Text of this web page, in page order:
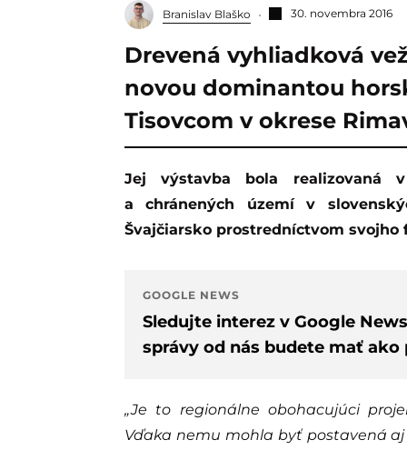
Branislav Blaško 30. novembra 2016
Drevená vyhliadková
novou dominantou
Tisovcom v okrese
Jej výstavba bola realizovaná v rámci projektu Rozvoj ochrany prírody
a chránených území v
Švajčiarsko prostredníctvom svojho
GOOGLE NEWS
Sledujte interez v Google
správy od nás budete mať ako
„Je to regionálne obohacujúci
Vďaka nemu mohla byť postavená